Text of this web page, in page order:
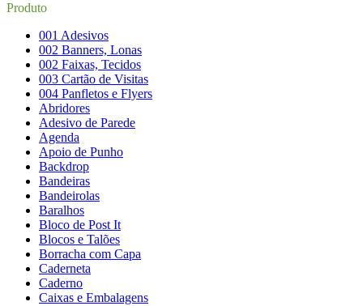
Produto
001 Adesivos
002 Banners, Lonas
002 Faixas, Tecidos
003 Cartão de Visitas
004 Panfletos e Flyers
Abridores
Adesivo de Parede
Agenda
Apoio de Punho
Backdrop
Bandeiras
Bandeirolas
Baralhos
Bloco de Post It
Blocos e Talões
Borracha com Capa
Caderneta
Caderno
Caixas e Embalagens